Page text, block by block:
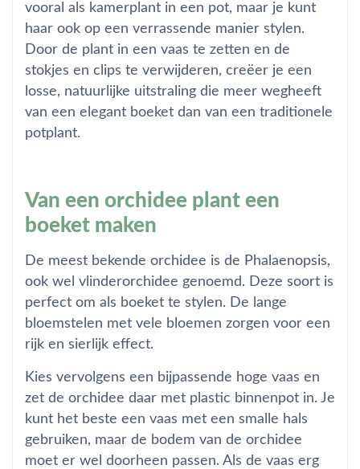
vooral als kamerplant in een pot, maar je kunt
haar ook op een verrassende manier stylen.
Door de plant in een vaas te zetten en de
stokjes en clips te verwijderen, creëer je een
losse, natuurlijke uitstraling die meer wegheeft
van een elegant boeket dan van een traditionele
potplant.
Van een orchidee plant een
boeket maken
De meest bekende orchidee is de Phalaenopsis,
ook wel vlinderorchidee genoemd. Deze soort is
perfect om als boeket te stylen. De lange
bloemstelen met vele bloemen zorgen voor een
rijk en sierlijk effect.
Kies vervolgens een bijpassende hoge vaas en
zet de orchidee daar met plastic binnenpot in. Je
kunt het beste een vaas met een smalle hals
gebruiken, maar de bodem van de orchidee
moet er wel doorheen passen. Als de vaas erg